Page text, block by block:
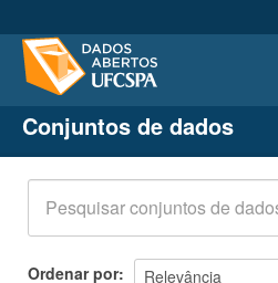
Conjuntos de dados
Organizações
Grupos
Sobre
Conjuntos de dados
Ordenar por